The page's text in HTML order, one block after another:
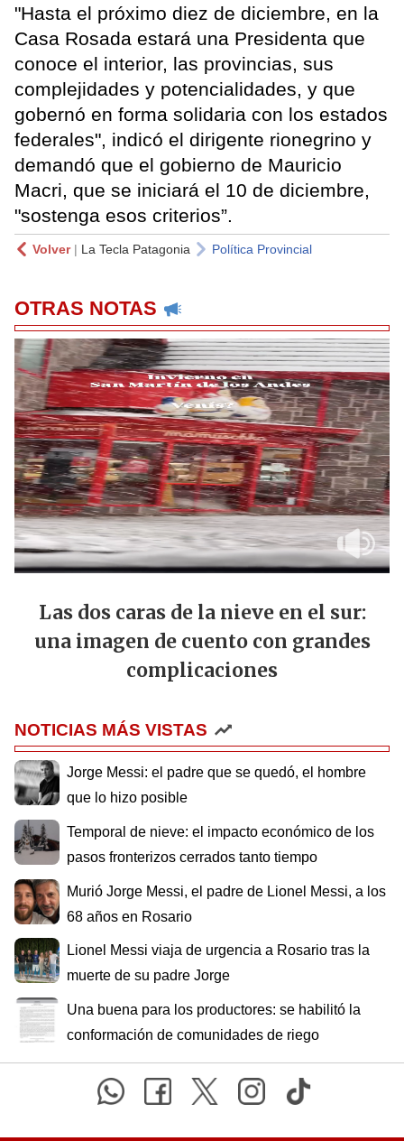
"Hasta el próximo diez de diciembre, en la
Casa Rosada estará una Presidenta que
conoce el interior, las provincias, sus
complejidades y potencialidades, y que
gobernó en forma solidaria con los estados
federales", indicó el dirigente rionegrino y
demandó que el gobierno de Mauricio
Macri, que se iniciará el 10 de diciembre,
"sostenga esos criterios”.
Volver| La Tecla Patagonia Política Provincial
OTRAS NOTAS
Las dos caras de la nieve en el sur:
una imagen de cuento con grandes
complicaciones
NOTICIAS MÁS VISTAS
Jorge Messi: el padre que se quedó, el hombre
que lo hizo posible
Temporal de nieve: el impacto económico de los
pasos fronterizos cerrados tanto tiempo
Murió Jorge Messi, el padre de Lionel Messi, a los
68 años en Rosario
Lionel Messi viaja de urgencia a Rosario tras la
muerte de su padre Jorge
Una buena para los productores: se habilitó la
conformación de comunidades de riego